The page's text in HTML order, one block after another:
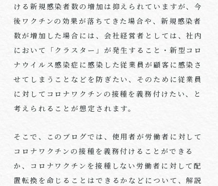
ける新規感染者数の増加は抑えられていますが、今
後ワクチンの効果が落ちてきた場合や、新規感染者
数が増加した場合には、会社経営者としては、社内
において「クラスター」が発生すること・新型コロ
ナウイルス感染症に感染した従業員が顧客に感染さ
せてしまうことなどを防ぎたい、そのために従業員
に対してコロナワクチンの接種を義務付けたい、と
考えられることが想定されます。
そこで、このブログでは、使用者が労働者に対して
コロナワクチンの接種を義務付けることができる
か、コロナワクチンを接種しない労働者に対して配
置転換を命じることはできるかなどについて、解説